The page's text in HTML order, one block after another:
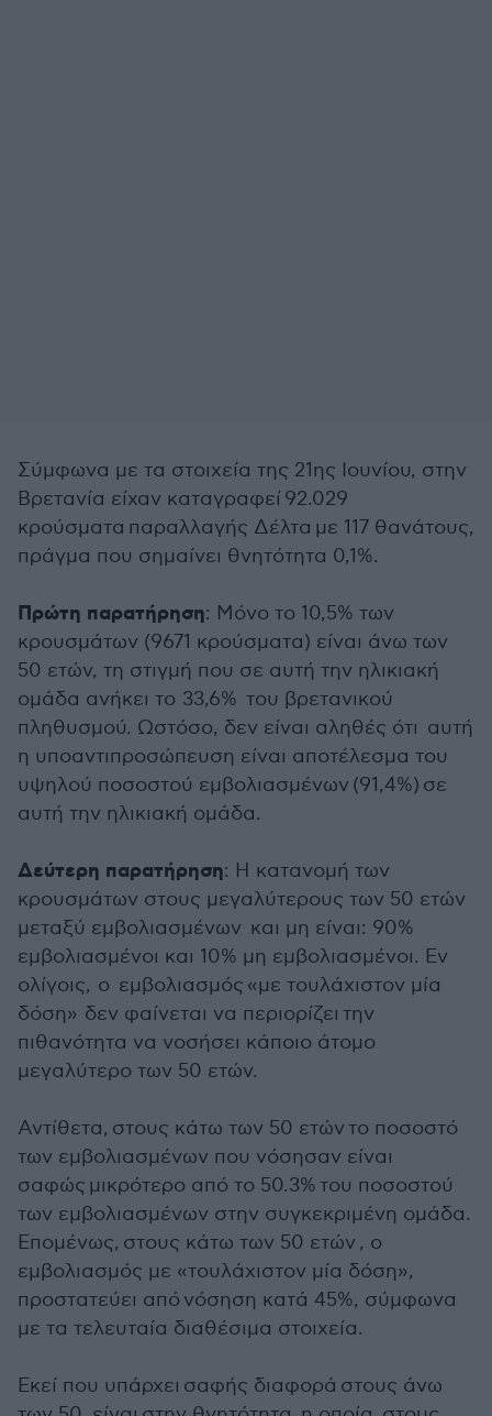
Σύμφωνα με τα στοιχεία της 21ης Ιουνίου, στην
Βρετανία είχαν καταγραφεί 92.029
κρούσματα παραλλαγής Δέλτα με 117 θανάτους,
πράγμα που σημαίνει θνητότητα 0,1%.
Πρώτη παρατήρηση: Μόνο το 10,5% των
κρουσμάτων (9671 κρούσματα) είναι άνω των
50 ετών, τη στιγμή που σε αυτή την ηλικιακή
ομάδα ανήκει το 33,6% του βρετανικού
πληθυσμού. Ωστόσο, δεν είναι αληθές ότι αυτή
η υποαντιπροσώπευση είναι αποτέλεσμα του
υψηλού ποσοστού εμβολιασμένων (91,4%) σε
αυτή την ηλικιακή ομάδα.
Δεύτερη παρατήρηση: Η κατανομή των
κρουσμάτων στους μεγαλύτερους των 50 ετών
μεταξύ εμβολιασμένων και μη είναι: 90%
εμβολιασμένοι και 10% μη εμβολιασμένοι. Εν
ολίγοις, ο εμβολιασμός «με τουλάχιστον μία
δόση» δεν φαίνεται να περιορίζει την
πιθανότητα να νοσήσει κάποιο άτομο
μεγαλύτερο των 50 ετών.
Αντίθετα, στους κάτω των 50 ετών το ποσοστό
των εμβολιασμένων που νόσησαν είναι
σαφώς μικρότερο από το 50.3% του ποσοστού
των εμβολιασμένων στην συγκεκριμένη ομάδα.
Επομένως, στους κάτω των 50 ετών , ο
εμβολιασμός με «τουλάχιστον μία δόση»,
προστατεύει από νόσηση κατά 45%, σύμφωνα
με τα τελευταία διαθέσιμα στοιχεία.
Εκεί που υπάρχει σαφής διαφορά στους άνω